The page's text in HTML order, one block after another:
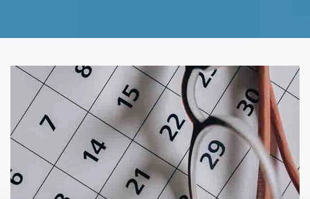
قلوبال لرعاية العين ضعف نظر